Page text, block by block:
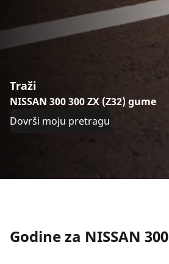
Traži
NISSAN 300 300 ZX (Z32) gume
Dovrši moju pretragu
Godine za NISSAN 300